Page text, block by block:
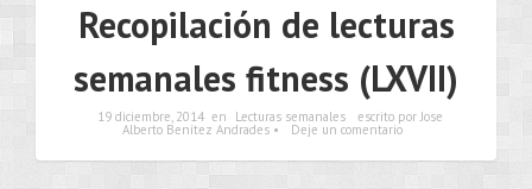
Recopilación de lecturas
semanales fitness (LXVII)
19 diciembre, 2014 en Lecturas semanales escrito por Jose
Alberto Benítez Andrades • Deje un comentario